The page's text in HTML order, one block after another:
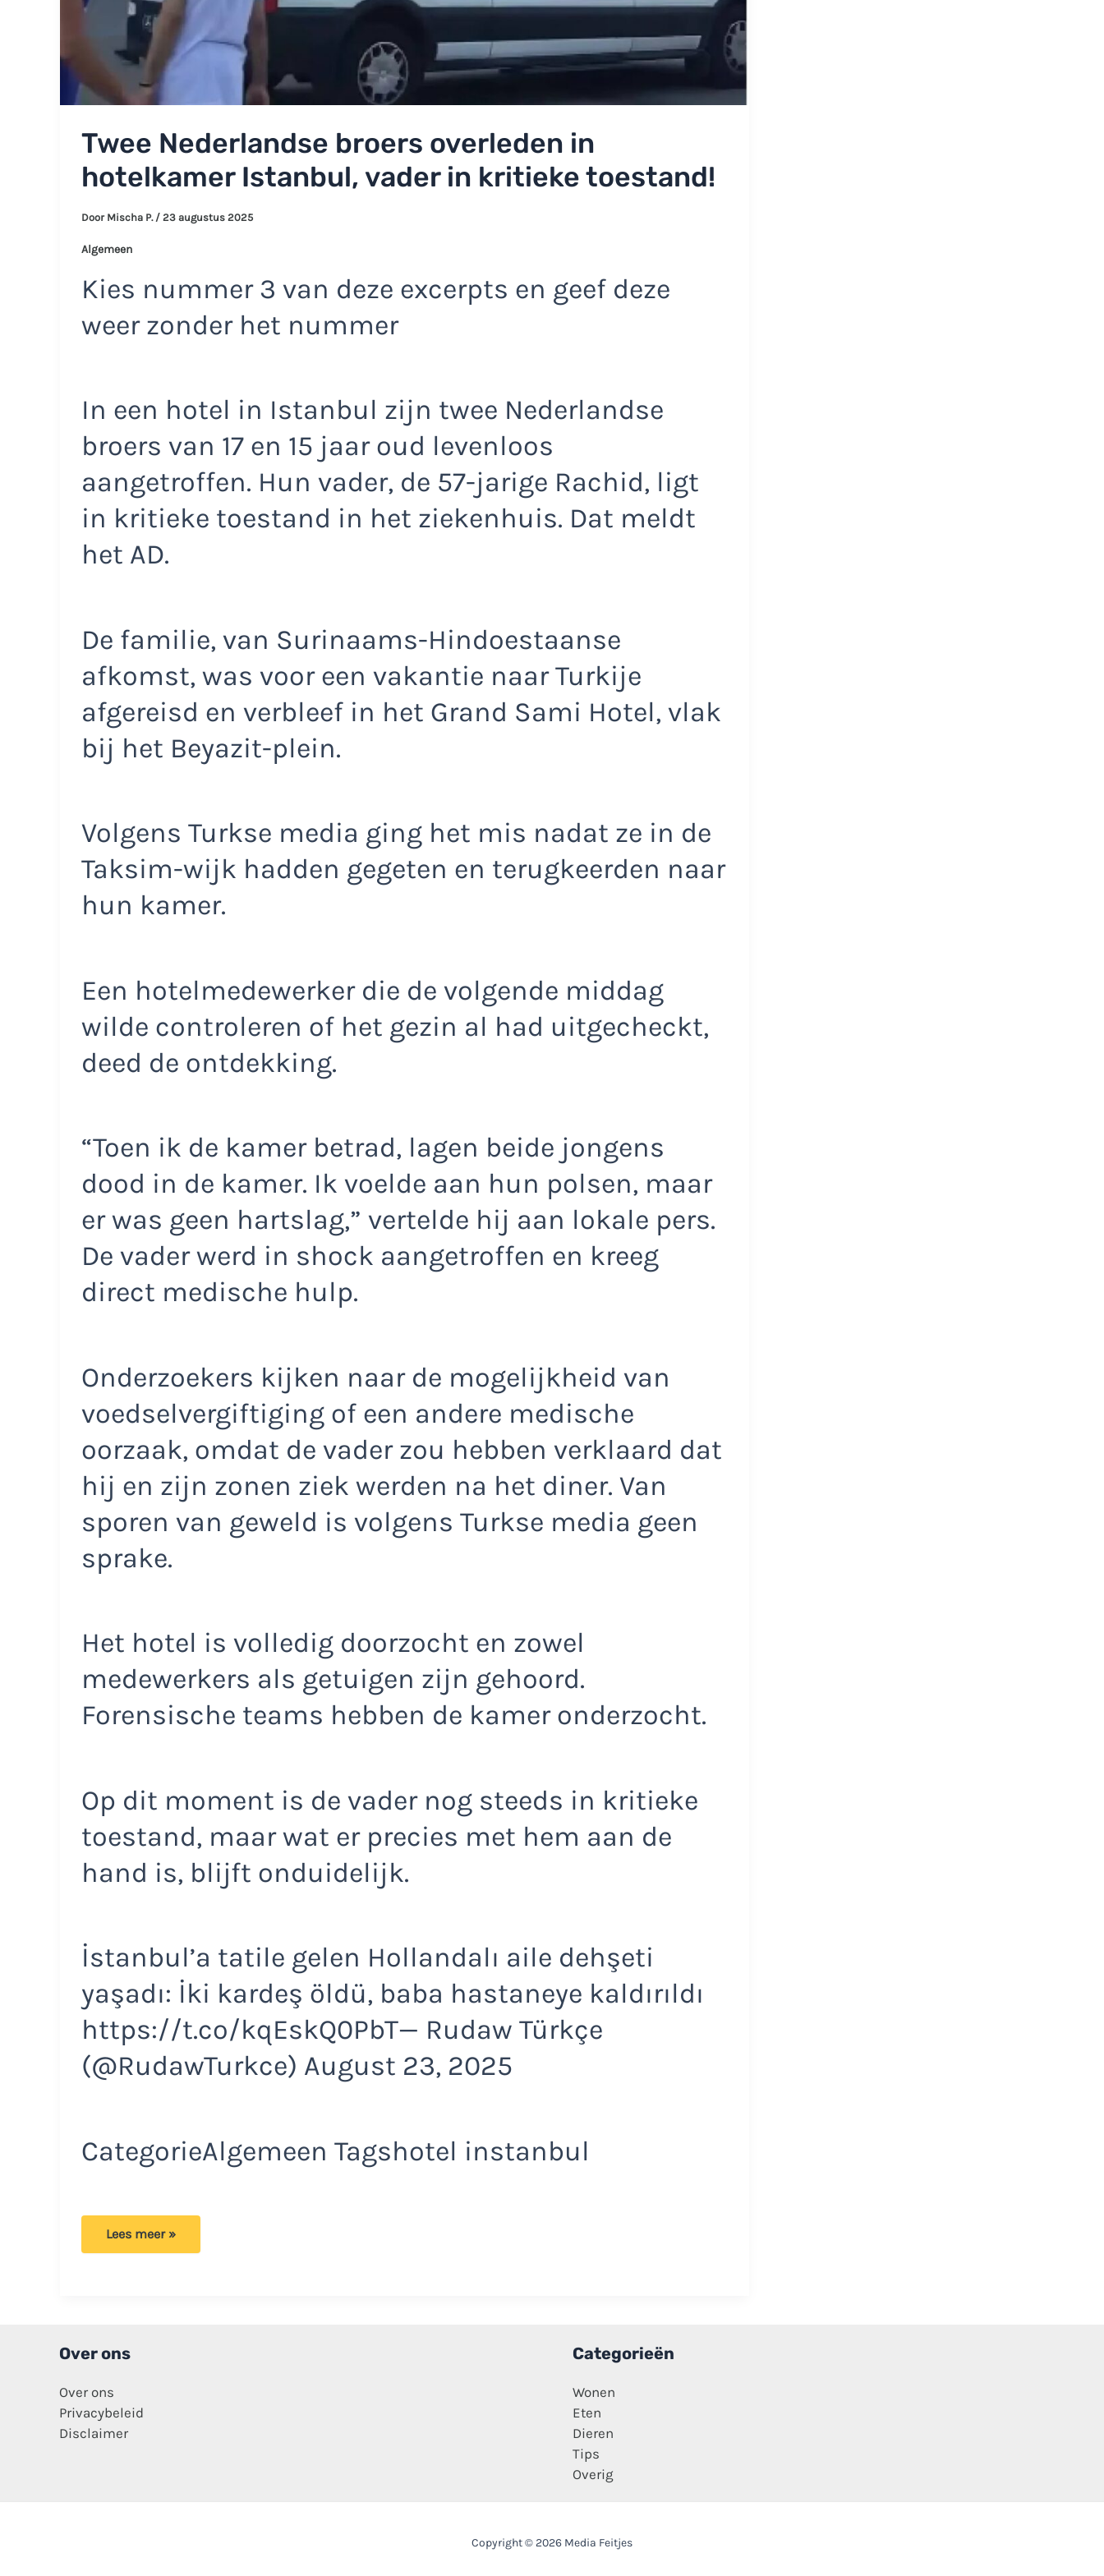
Twee Nederlandse broers overleden in
hotelkamer Istanbul, vader in kritieke toestand!
Door Mischa P. / 23 augustus 2025
Algemeen
Kies nummer 3 van deze excerpts en geef deze
weer zonder het nummer
In een hotel in Istanbul zijn twee Nederlandse
broers van 17 en 15 jaar oud levenloos
aangetroffen. Hun vader, de 57-jarige Rachid, ligt
in kritieke toestand in het ziekenhuis. Dat meldt
het AD.
De familie, van Surinaams-Hindoestaanse
afkomst, was voor een vakantie naar Turkije
afgereisd en verbleef in het Grand Sami Hotel, vlak
bij het Beyazit-plein.
Volgens Turkse media ging het mis nadat ze in de
Taksim-wijk hadden gegeten en terugkeerden naar
hun kamer.
Een hotelmedewerker die de volgende middag
wilde controleren of het gezin al had uitgecheckt,
deed de ontdekking.
“Toen ik de kamer betrad, lagen beide jongens
dood in de kamer. Ik voelde aan hun polsen, maar
er was geen hartslag,” vertelde hij aan lokale pers.
De vader werd in shock aangetroffen en kreeg
direct medische hulp.
Onderzoekers kijken naar de mogelijkheid van
voedselvergiftiging of een andere medische
oorzaak, omdat de vader zou hebben verklaard dat
hij en zijn zonen ziek werden na het diner. Van
sporen van geweld is volgens Turkse media geen
sprake.
Het hotel is volledig doorzocht en zowel
medewerkers als getuigen zijn gehoord.
Forensische teams hebben de kamer onderzocht.
Op dit moment is de vader nog steeds in kritieke
toestand, maar wat er precies met hem aan de
hand is, blijft onduidelijk.
İstanbul’a tatile gelen Hollandalı aile dehşeti
yaşadı: İki kardeş öldü, baba hastaneye kaldırıldı
https://t.co/kqEskQ0PbT— Rudaw Türkçe
(@RudawTurkce) August 23, 2025
CategorieAlgemeen Tagshotel instanbul
Twee
kritieke
toestand!
Lees meer »
Over ons
Over ons
Privacybeleid
Disclaimer
Categorieën
Wonen
Eten
Dieren
Tips
Overig
Copyright © 2026 Media Feitjes